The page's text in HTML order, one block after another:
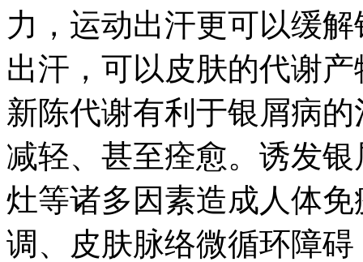
力，运动出汗更可以缓
出汗，可以皮肤的代谢
新陈代谢有利于银屑病
减轻、甚至痊愈。诱发
灶等诸多因素造成人体
调、皮肤脉络微循环障